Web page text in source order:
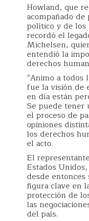
Howland, que
acompañado
político y de los
recordó el
Michelsen,
entendió la
derechos
“Animo a todos
fue la visión de
en día están
Se puede tener
el proceso de
opiniones
los derechos
el acto.
El
Estados
desde
figura clave en
protección de
las
del país.